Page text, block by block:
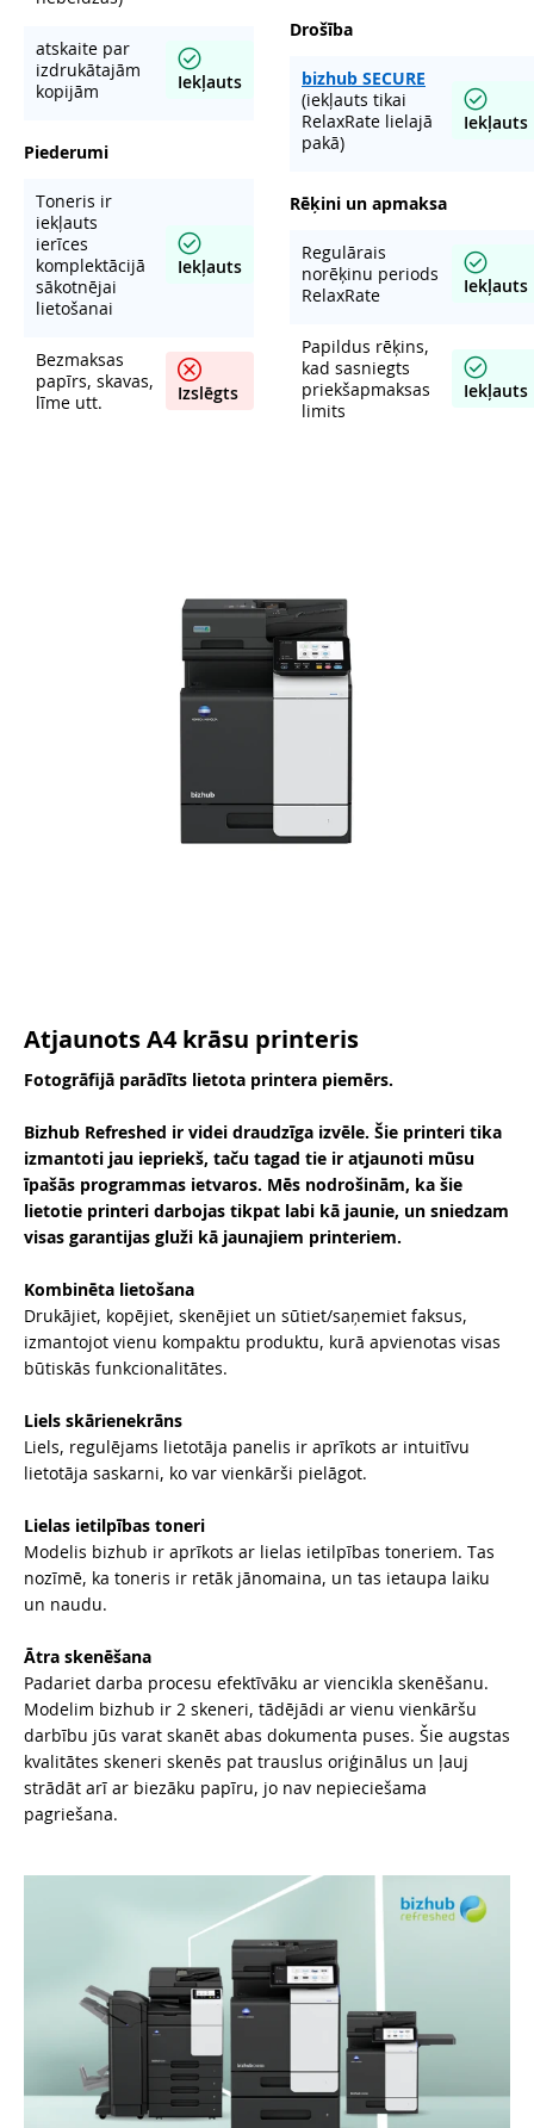
atskaite par
izdrukātajām
kopijām
Iekļauts
Piederumi
Toneris ir
iekļauts
ierīces
komplektācijā
sākotnējai
lietošanai
Iekļauts
Bezmaksas
papīrs, skavas,
līme utt.
Izslēgts
Drošība
bizhub SECURE
(iekļauts tikai
RelaxRate lielajā
pakā)
Iekļauts
Rēķini un apmaksa
Regulārais
norēķinu periods
RelaxRate
Iekļauts
Papildus rēķins,
kad sasniegts
priekšapmaksas
limits
Iekļauts
Atjaunots A4 krāsu printeris
Fotogrāfijā parādīts lietota printera piemērs.
Bizhub Refreshed ir videi draudzīga izvēle. Šie printeri tika
izmantoti jau iepriekš, taču tagad tie ir atjaunoti mūsu
īpašās programmas ietvaros. Mēs nodrošinām, ka šie
lietotie printeri darbojas tikpat labi kā jaunie, un sniedzam
visas garantijas gluži kā jaunajiem printeriem.
Kombinēta lietošana
Drukājiet, kopējiet, skenējiet un sūtiet/saņemiet faksus,
izmantojot vienu kompaktu produktu, kurā apvienotas visas
būtiskās funkcionalitātes.
Liels skārienekrāns
Liels, regulējams lietotāja panelis ir aprīkots ar intuitīvu
lietotāja saskarni, ko var vienkārši pielāgot.
Lielas ietilpības toneri
Modelis bizhub ir aprīkots ar lielas ietilpības toneriem. Tas
nozīmē, ka toneris ir retāk jānomaina, un tas ietaupa laiku
un naudu.
Ātra skenēšana
Padariet darba procesu efektīvāku ar viencikla skenēšanu.
Modelim bizhub ir 2 skeneri, tādējādi ar vienu vienkāršu
darbību jūs varat skanēt abas dokumenta puses. Šie augstas
kvalitātes skeneri skenēs pat trauslus oriģinālus un ļauj
strādāt arī ar biezāku papīru, jo nav nepieciešama
pagriešana.